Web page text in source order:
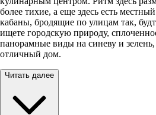
более тихие, а еще здесь есть
кабаны, бродящие по улицам так,
ищете городскую природу,
панорамные виды на синеву и зелень,
отличный дом.
Читать далее